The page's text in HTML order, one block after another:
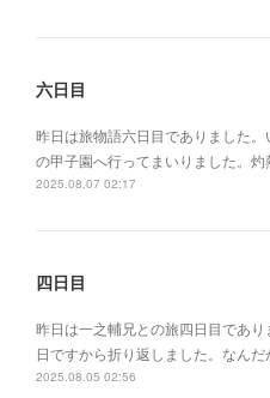
六日目
昨日は旅物語六日目でありました
の甲子園へ行ってまいりました。灼
2025.08.07 02:17
四日目
昨日は一之輔兄との旅四日目であ
日ですから折り返しました。なんだ
2025.08.05 02:56